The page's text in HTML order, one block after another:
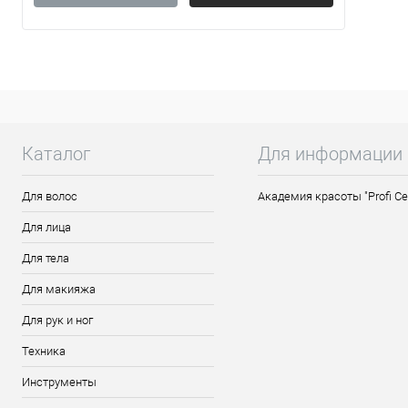
Каталог
Для волос
Для лица
Для тела
Для макияжа
Для рук и ног
Техника
Инструменты
Для информации
Академия красоты "Profi